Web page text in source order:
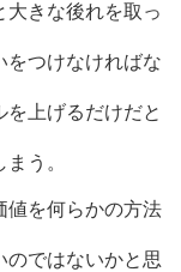
大きな後れを取っ
をつけなければな
上げるだけだと
う。
を何らかの方法
ではないかと思